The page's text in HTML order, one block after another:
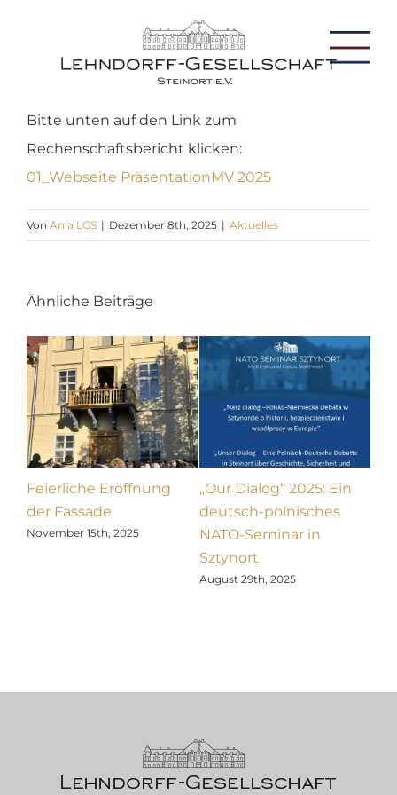
springen
Projekt Steinort
Lehndorff-Gesellschaft
Filme
Blog
Spenden
Kontakt
Deutsch
Bitte unten auf den Link zum
Rechenschaftsbericht klicken:
01_Webseite PräsentationMV 2025
Von Ania LGS | Dezember 8th, 2025 | Aktuelles
Ähnliche Beiträge
Feierliche Eröffnung
der Fassade
November 15th, 2025
„Our Dialog“ 2025: Ein
deutsch-polnisches
NATO-Seminar in
Sztynort
August 29th, 2025